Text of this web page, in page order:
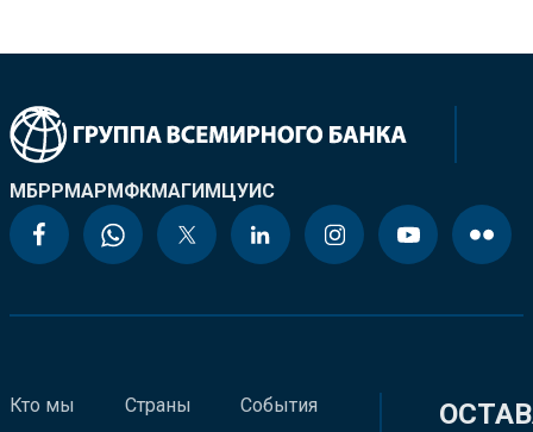
МБРРМАРМФКМАГИМЦУИС
Кто мы Страны События